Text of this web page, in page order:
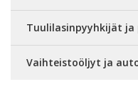
Tuulilasinpyyhkijät ja
Vaihteistoöljyt ja